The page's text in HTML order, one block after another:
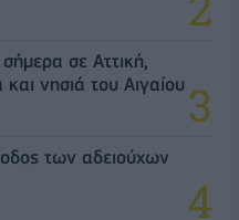
σε Αττική,
νησιά του Αιγαίου
των αδειούχων